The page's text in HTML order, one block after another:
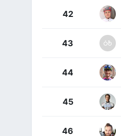
42
43
44
45
46